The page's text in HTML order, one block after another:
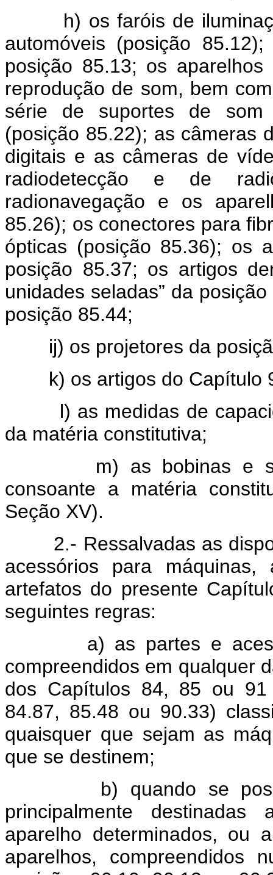
h) os faróis de
automóveis (posição
posição 85.13; os
reprodução de som, bem
série de suportes de som
(posição 85.22); as câmeras
digitais e as câmeras de
radiodetecção e de
radionavegação e os
85.26); os conectores para
ópticas (posição 85.36); os
posição 85.37; os artigos
unidades seladas” da
posição 85.44;
ij) os projetores da
k) os artigos do Capítulo
l) as medidas de
da matéria constitutiva;
m) as bobinas e
consoante a matéria
Seção XV).
2.- Ressalvadas as
acessórios para máquinas,
artefatos do presente
seguintes regras:
a) as partes e
compreendidos em qualquer
dos Capítulos 84, 85 ou
84.87, 85.48 ou 90.33)
quaisquer que sejam as
que se destinem;
b) quando se possam
principalmente
aparelho determinados, ou
aparelhos, compreendidos